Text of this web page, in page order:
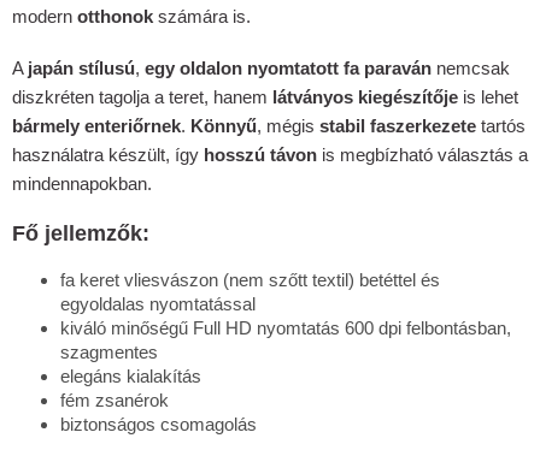
modern otthonok számára is.
A japán stílusú, egy oldalon nyomtatott fa paraván nemcsak
diszkréten tagolja a teret, hanem látványos kiegészítője is lehet
bármely enteriőrnek. Könnyű, mégis stabil faszerkezete tartós
használatra készült, így hosszú távon is megbízható választás a
mindennapokban.
Fő jellemzők:
fa keret vliesvászon (nem szőtt textil) betéttel és
egyoldalas nyomtatással
kiváló minőségű Full HD nyomtatás 600 dpi felbontásban,
szagmentes
elegáns kialakítás
fém zsanérok
biztonságos csomagolás